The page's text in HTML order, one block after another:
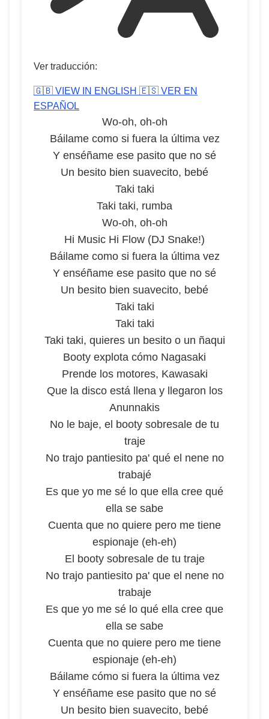
Ver traducción:
🇬🇧 VIEW IN ENGLISH 🇪🇸 VER EN
ESPAÑOL
Wo-oh, oh-oh
Báilame como si fuera la última vez
Y enséñame ese pasito que no sé
Un besito bien suavecito, bebé
Taki taki
Taki taki, rumba
Wo-oh, oh-oh
Hi Music Hi Flow (DJ Snake!)
Báilame como si fuera la última vez
Y enséñame ese pasito que no sé
Un besito bien suavecito, bebé
Taki taki
Taki taki
Taki taki, quieres un besito o un ñaqui
Booty explota cómo Nagasaki
Prende los motores, Kawasaki
Que la disco está llena y llegaron los
Anunnakis
No le baje, el booty sobresale de tu
traje
No trajo pantiesito pa' qué el nene no
trabajé
Es que yo me sé lo que ella cree qué
ella se sabe
Cuenta que no quiere pero me tiene
espionaje (eh-eh)
El booty sobresale de tu traje
No trajo pantiesito pa' que el nene no
trabaje
Es que yo me sé lo qué ella cree que
ella se sabe
Cuenta que no quiere pero me tiene
espionaje (eh-eh)
Báilame cómo si fuera la última vez
Y enséñame ese pasito que no sé
Un besito bien suavecito, bebé